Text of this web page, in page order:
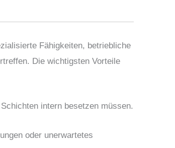
Fähigkeiten, betriebliche
Die wichtigsten Vorteile
intern besetzen müssen.
oder unerwartetes